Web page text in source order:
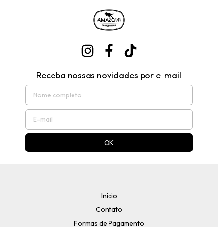
Receba nossas novidades por e-mail
Início
Contato
Formas de Pagamento